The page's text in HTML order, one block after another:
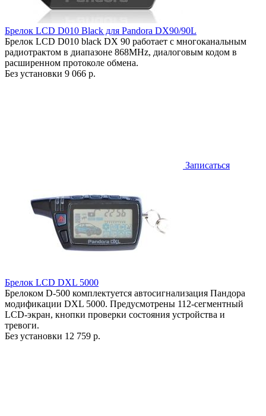
Брелок LCD D010 Black для Pandora DX90/90L
Брелок LCD D010 black DX 90 работает c многоканальным
радиотрактом в диапазоне 868MHz, диалоговым кодом в
расширенном протоколе обмена.
Без установки 9 066 р.
Записаться
Брелок LCD DXL 5000
Брелоком D-500 комплектуется автосигнализация Пандора
модификации DXL 5000. Предусмотрены 112-сегментный
LCD-экран, кнопки проверки состояния устройства и
тревоги.
Без установки 12 759 р.